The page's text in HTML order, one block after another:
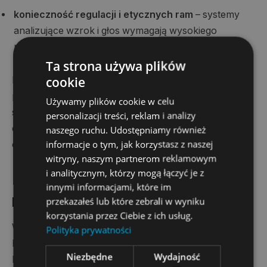
konieczność regulacji i etycznych ram – systemy
analizujące wzrok i głos wymagają wysokiego
poziomu ochrony prywatności.
Dr Chlasta podkreśla również, że bez współpracy z
placówkami medycznymi, które mogłyby
systematycznie zbierać dane, rozwój narzędzi AI do
diagnozy psychicznej pozostanie w fazie
eksperymentalnej.
Polski wkład w globalny rozwój AI i
psychiatrii
W projekcie udział wzięli badacze z Akademii Leona
Koźmińskiego, Uniwersytetu SWPS oraz Akademii
Ekonomiczno-Humanistycznej w Warszawie.
Ta strona używa plików
cookie
Używamy plików cookie w celu
personalizacji treści, reklam i analizy
naszego ruchu. Udostępniamy również
informacje o tym, jak korzystasz z naszej
witryny, naszym partnerom reklamowym
i analitycznym, którzy mogą łączyć je z
innymi informacjami, które im
przekazałeś lub które zebrali w wyniku
korzystania przez Ciebie z ich usług.
Polityka prywatności
Niezbędne Wydajność